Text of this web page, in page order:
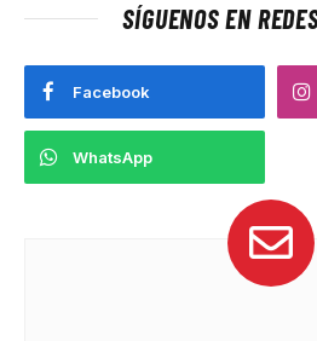
SÍGUENOS EN
Facebook
WhatsApp